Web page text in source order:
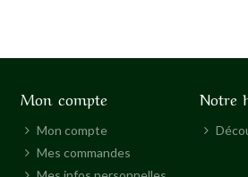
Mon compte
Mon compte
Mes commandes
Notre